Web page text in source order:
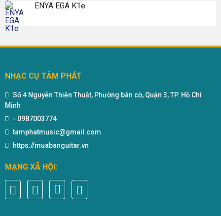
ENYA EGA K1e
NHẠC CỤ TÂM PHÁT
Số 4 Nguyễn Thiện Thuật, Phường bàn cờ, Quận 3, TP. Hồ Chí
Minh
- 0987003774
tamphatmusic@gmail.com
https://muabanguitar.vn
MẠNG XÃ HỘI: